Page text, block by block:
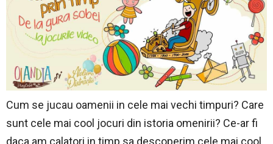
Cum se jucau oamenii in cele mai vechi timpuri? Care
sunt cele mai cool jocuri din istoria omenirii? Ce-ar fi